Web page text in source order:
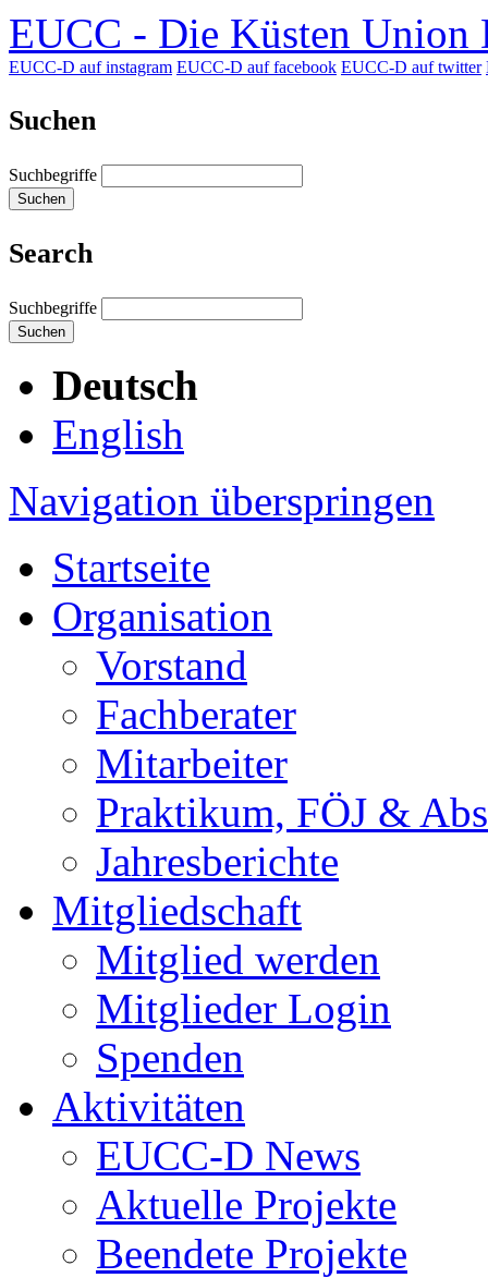
EUCC - Die Küsten Union
EUCC-D auf instagram EUCC-D auf facebook EUCC-D auf twitter
Suchen
Suchbegriffe
Suchen
Search
Suchbegriffe
Suchen
Deutsch
English
Navigation überspringen
Startseite
Organisation
Vorstand
Fachberater
Mitarbeiter
Praktikum, FÖJ &
Jahresberichte
Mitgliedschaft
Mitglied werden
Mitglieder Login
Spenden
Aktivitäten
EUCC-D News
Aktuelle Projekte
Beendete Projekte